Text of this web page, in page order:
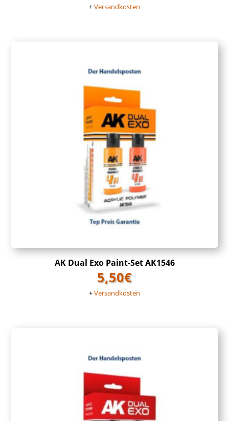
+Versandkosten
AK Dual Exo Paint-Set AK1546
5,50€
+Versandkosten